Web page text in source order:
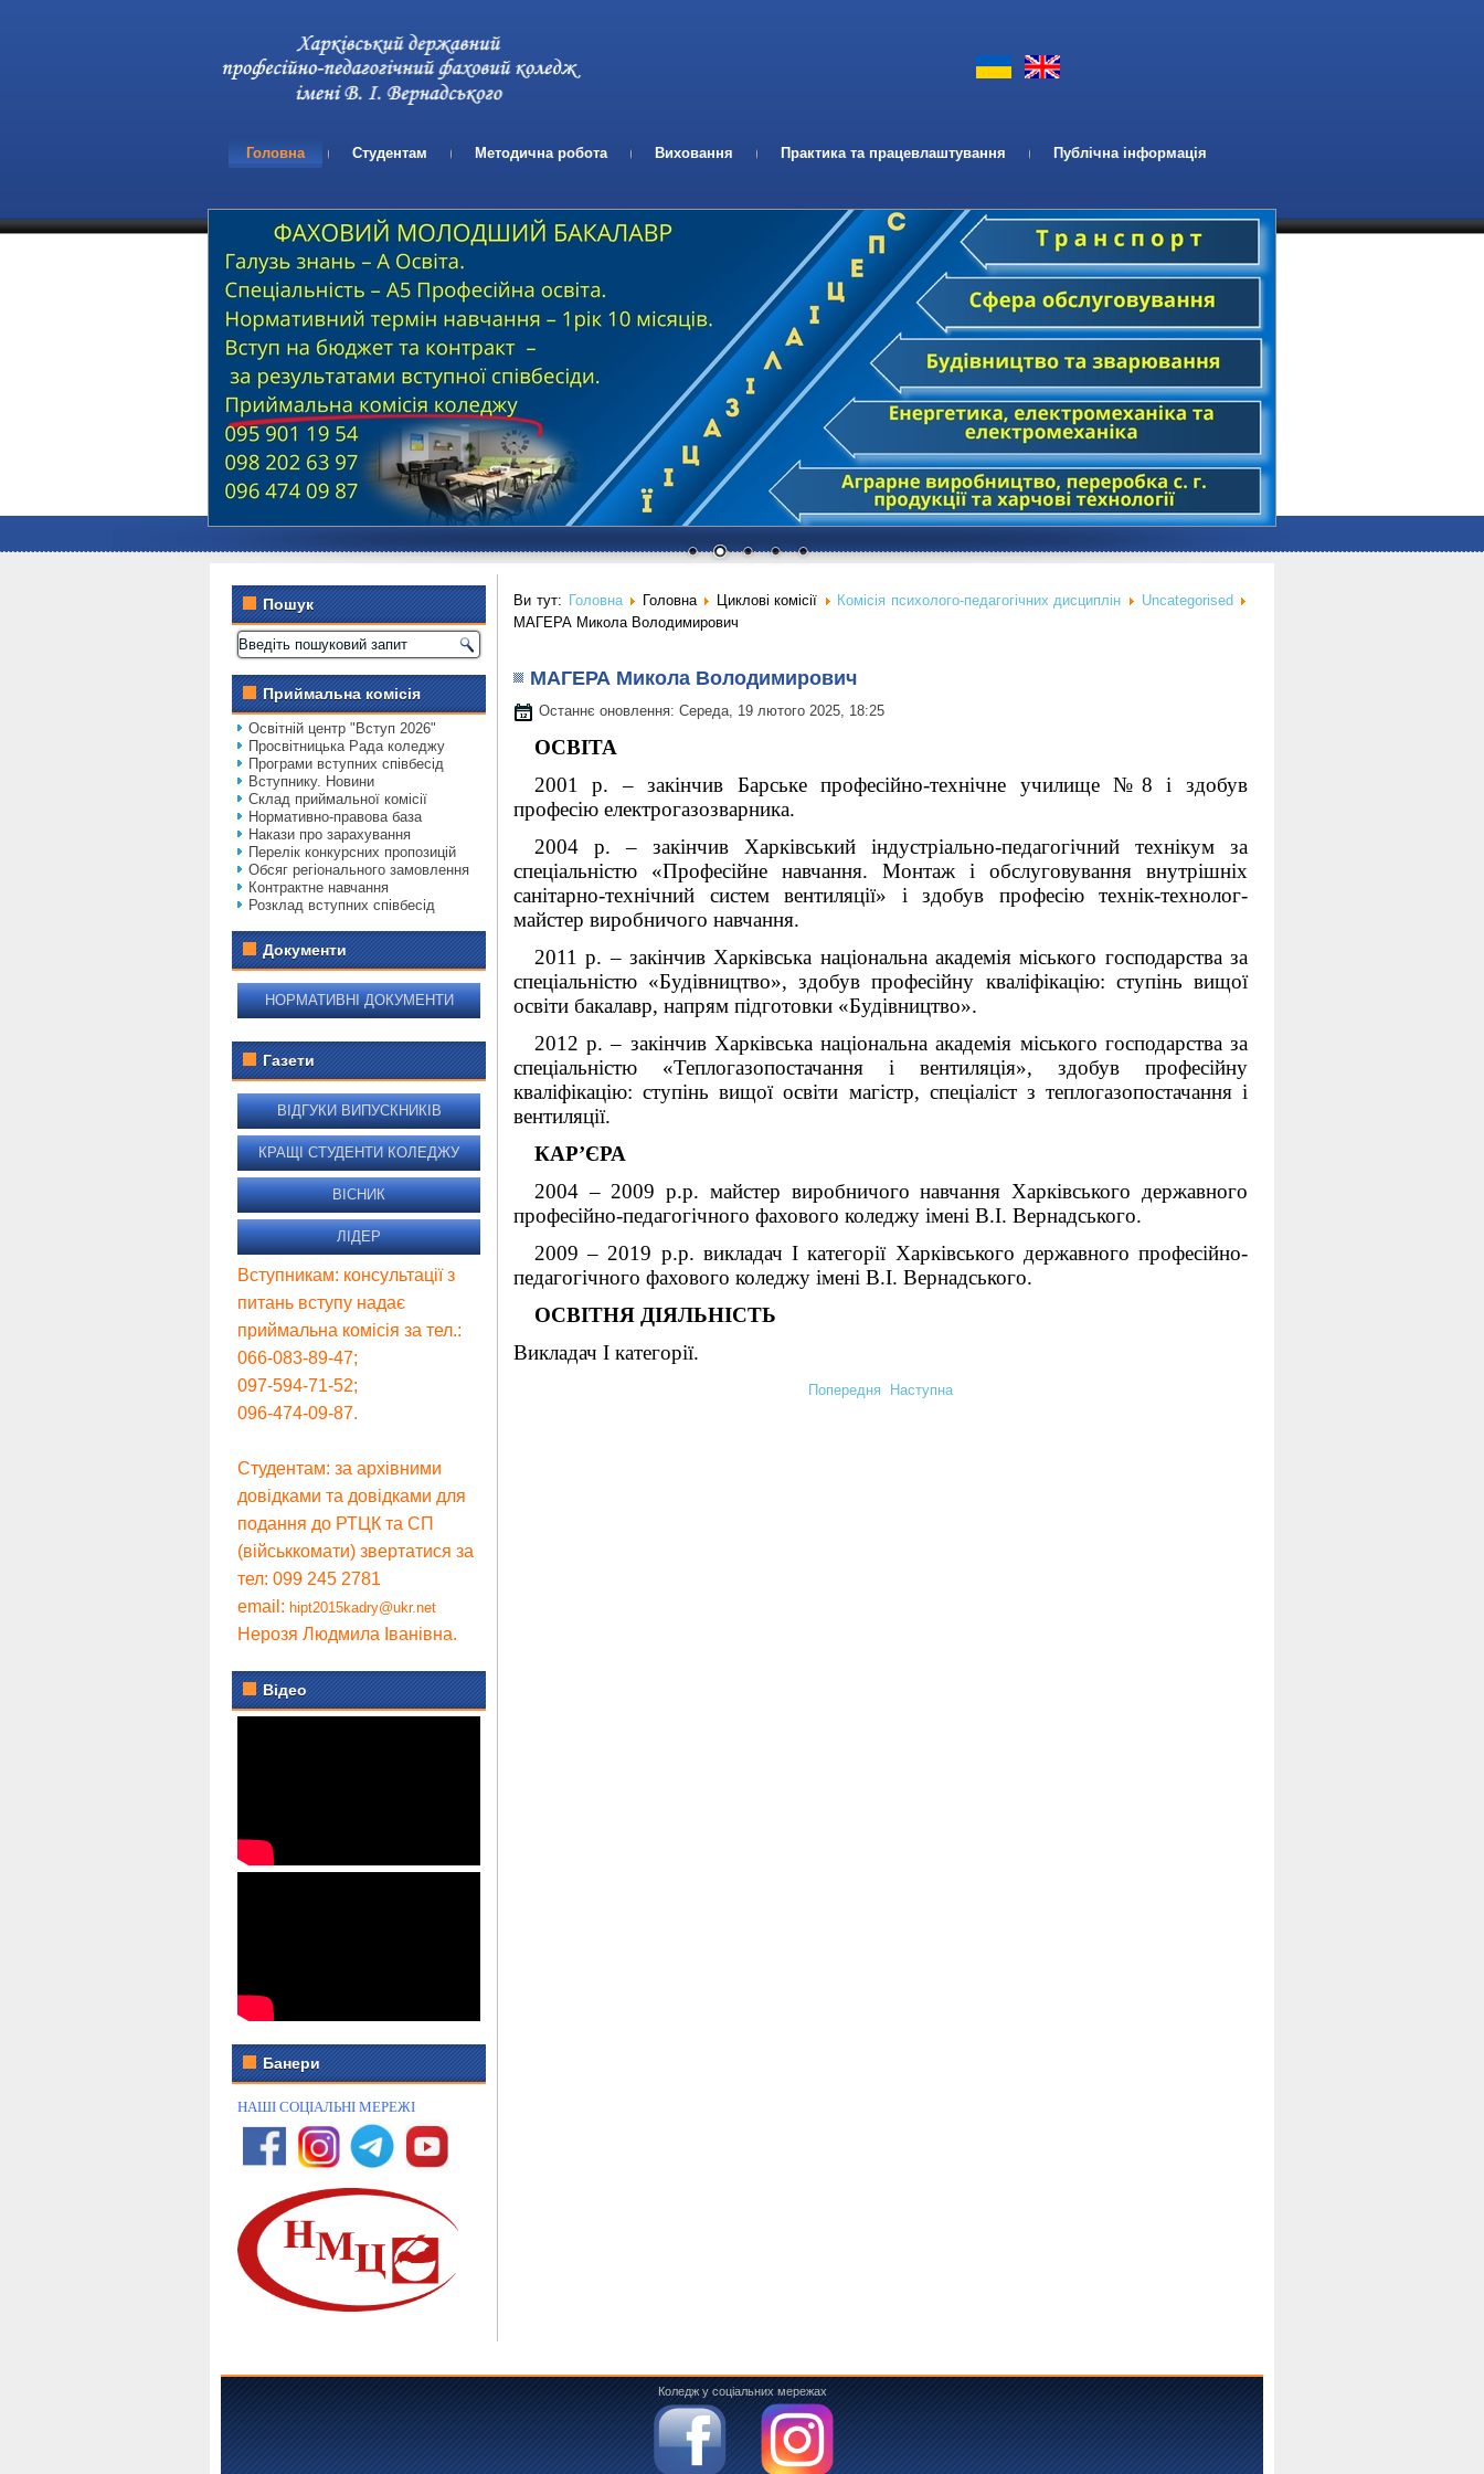
Головна Студентам Методична робота Виховання Практика та працевлаштування Публічна інформація
Пошук
Приймальна комісія
Освітній центр "Вступ 2026"
Просвітницька Рада коледжу
Програми вступних співбесід
Вступнику. Новини
Склад приймальної комісії
Нормативно-правова база
Накази про зарахування
Перелік конкурсних пропозицій
Обсяг регіонального замовлення
Контрактне навчання
Розклад вступних співбесід
Документи
НОРМАТИВНІ ДОКУМЕНТИ
Газети
ВІДГУКИ ВИПУСКНИКІВ
КРАЩІ СТУДЕНТИ КОЛЕДЖУ
ВІСНИК
ЛІДЕР
Вступникам: консультації з
питань вступу надає
приймальна комісія за тел.:
066-083-89-47;
097-594-71-52;
096-474-09-87.
Студентам: за архівними
довідками та довідками для
подання до РТЦК та СП
(військкомати) звертатися за
тел: 099 245 2781
email: hipt2015kadry@ukr.net
Нерозя Людмила Іванівна.
Відео
Банери
НАШІ СОЦІАЛЬНІ МЕРЕЖІ
Ви тут: Головна Головна Циклові комісії Комісія психолого-педагогічних дисциплін
Uncategorised
МАГЕРА Микола Володимирович
МАГЕРА Микола Володимирович
Останнє оновлення: Середа, 19 лютого 2025, 18:25
ОСВІТА
2001 р. – закінчив Барське професійно-технічне училище №8 і здобув
професію електрогазозварника.
2004 р. – закінчив Харківський індустріально-педагогічний технікум за
спеціальністю «Професійне навчання. Монтаж і обслуговування внутрішніх
санітарно-технічний систем вентиляції» і здобув професію технік-технолог-
майстер виробничого навчання.
2011 р. – закінчив Харківська національна академія міського господарства за
спеціальністю «Будівництво», здобув професійну кваліфікацію: ступінь вищої
освіти бакалавр, напрям підготовки «Будівництво».
2012 р. – закінчив Харківська національна академія міського господарства за
спеціальністю «Теплогазопостачання і вентиляція», здобув професійну
кваліфікацію: ступінь вищої освіти магістр, спеціаліст з теплогазопостачання і
вентиляції.
КАР’ЄРА
2004 – 2009 р.р. майстер виробничого навчання Харківського державного
професійно-педагогічного фахового коледжу імені В.І. Вернадського.
2009 – 2019 р.р. викладач І категорії Харківського державного професійно-
педагогічного фахового коледжу імені В.І. Вернадського.
ОСВІТНЯ ДІЯЛЬНІСТЬ
Викладач І категорії.
Попередня Наступна
Коледж у соціальних мережах